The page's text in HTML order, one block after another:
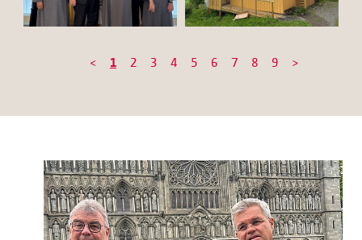
< 1 2 3 4 5 6 7 8 9 >